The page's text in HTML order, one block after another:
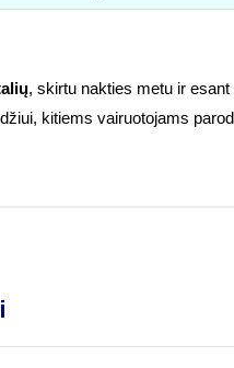
, skirtu nakties metu ir
kitiems vairuotojams